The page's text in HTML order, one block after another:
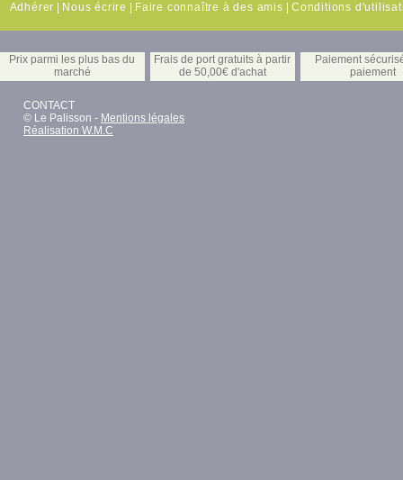
Adhérer Nous écrire Faire connaître à des amis Conditions
Prix parmi les plus bas du
marché
Frais de port gratuits à partir
de 50,00€ d'achat
Paiement
paiement
CONTACT
© Le Palisson - Mentions légales
Réalisation W.M.C